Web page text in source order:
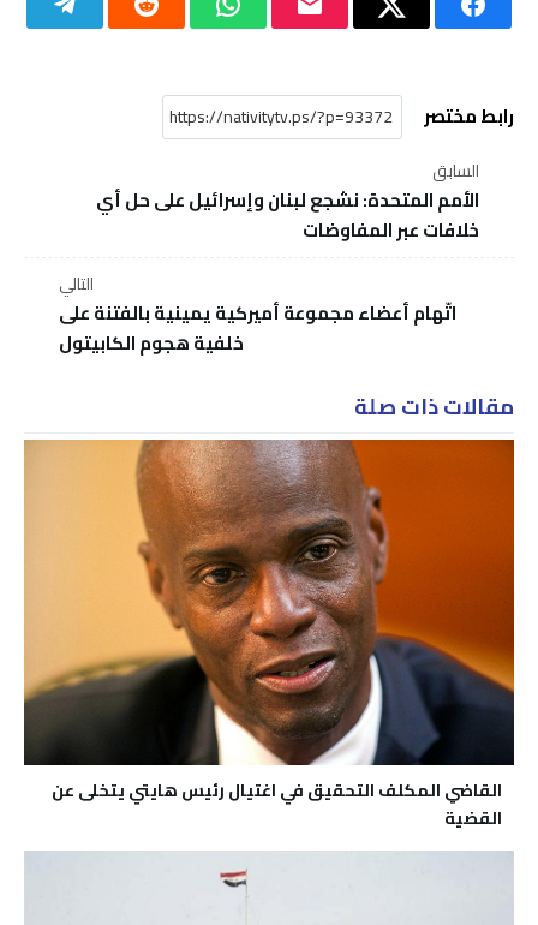
رابط مختصر
السابق
الأمم المتحدة: نشجع لبنان وإسرائيل على حل أي
خلافات عبر المفاوضات
التالي
اتّهام أعضاء مجموعة أميركية يمينية بالفتنة على
خلفية هجوم الكابيتول
مقالات ذات صلة
القاضي المكلف التحقيق في اغتيال رئيس هايتي يتخلى عن
القضية